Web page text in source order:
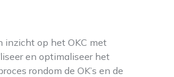
inzicht op het OKC met
en optimaliseer het
rondom de OK’s en de